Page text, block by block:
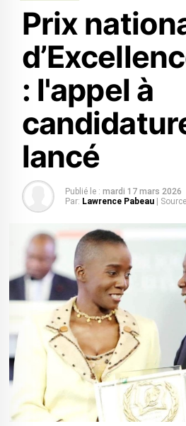
Prix
: l'appel à
lancé
Publié le : mardi 17 mars 2026
Par: Lawrence Pabeau |